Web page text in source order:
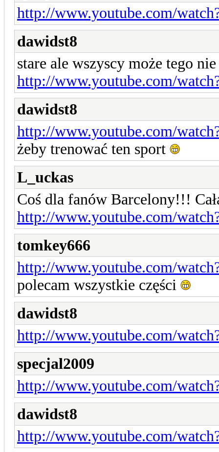
http://www.youtube.com/
dawidst8
stare ale wszyscy może tego
http://www.youtube.com/
dawidst8
http://www.youtube.com/
żeby trenować ten sport
L_uckas
Coś dla fanów Barcelony!!!
http://www.youtube.com/
tomkey666
http://www.youtube.com/
polecam wszystkie części
dawidst8
http://www.youtube.com/
specjal2009
http://www.youtube.com/
dawidst8
http://www.youtube.com/